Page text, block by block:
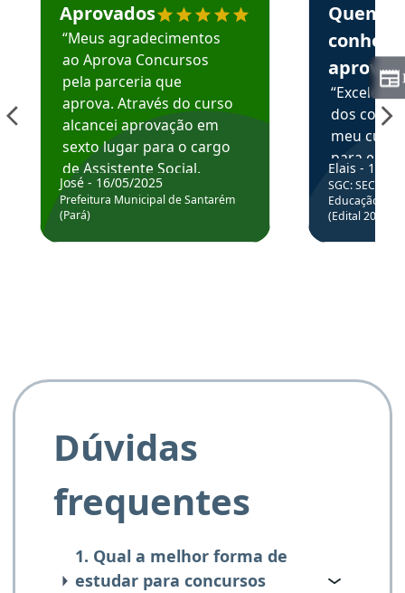
Aprovados
“Meus agradecimentos
ao Aprova Concursos
pela parceria que
aprova. Através do curso
alcancei aprovação em
sexto lugar para o cargo
de Assistente Social.
Hoje estou atuando na
Prefeitura de Santarém.
José - 16/05/2025
Prefeitura Municipal de Santarém
(Pará)
Quem
aprova
dos
meu
para
colocar
através
de
Elais - 15/
SGC: SEC BA
Educação
(Edital
Dúvidas
frequentes
1. Qual a melhor forma de
estudar para concursos